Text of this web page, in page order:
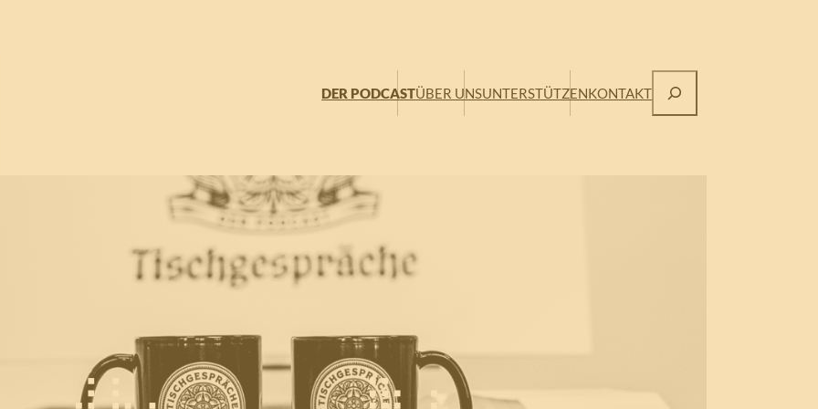
DER PODCASTÜBER UNSUNTERSTÜTZENKONTAKT
Suchen